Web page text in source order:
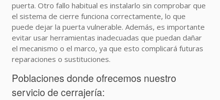
puerta. Otro fallo habitual es instalarlo sin comprobar que
el sistema de cierre funciona correctamente, lo que
puede dejar la puerta vulnerable. Además, es importante
evitar usar herramientas inadecuadas que puedan dañar
el mecanismo o el marco, ya que esto complicará futuras
reparaciones o sustituciones.
Poblaciones donde ofrecemos nuestro
servicio de cerrajería: